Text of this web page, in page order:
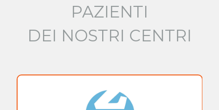
PAZIENTI
DEI NOSTRI CENTRI